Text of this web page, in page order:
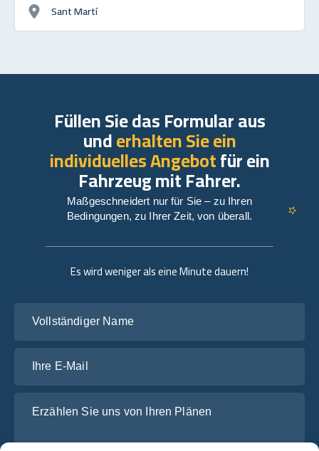
Sant Martí
Es wird weniger als eine Minute dauern!
Füllen Sie das Formular aus
underhalten Sie ein
individuelles Angebotfür ein
Fahrzeug mit Fahrer.
Maßgeschneidert nur für Sie – zu Ihren
Bedingungen, zu Ihrer Zeit, von überall.